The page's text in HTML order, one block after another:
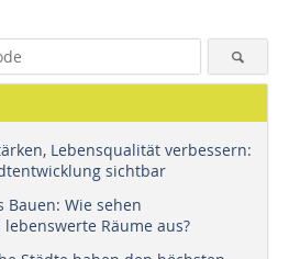
Lebensqualität verbessern:
sichtbar
Bauen: Wie sehen
Räume aus?